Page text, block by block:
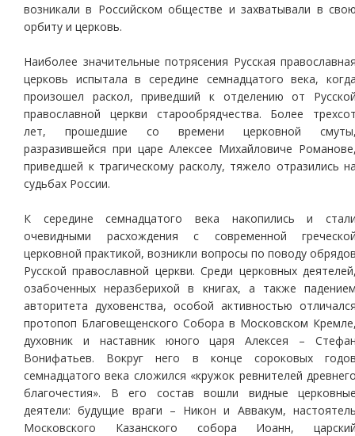
возникали в Российском обществе и захватывали в
орбиту и церковь.
Наиболее значительные потрясения Русская
церковь испытала в середине семнадцатого века,
произошел раскол, приведший к отделению от
православной церкви старообрядчества. Более
лет, прошедшие со времени церковной
разразившейся при царе Алексее Михайловиче
приведшей к трагическому расколу, тяжело отразились
судьбах России.
К середине семнадцатого века накопились и
очевидными расхождения с современной
церковной практикой, возникли вопросы по поводу
Русской православной церкви. Среди церковных
озабоченных неразберихой в книгах, а также
авторитета духовенства, особой активностью
протопоп Благовещенского Собора в Московском
духовник и наставник юного царя Алексея –
Вонифатьев. Вокруг него в конце сороковых
семнадцатого века сложился «кружок ревнителей
благочестия». В его состав вошли видные
деятели: будущие враги – Никон и Аввакум,
Московского Казанского собора Иоанн,